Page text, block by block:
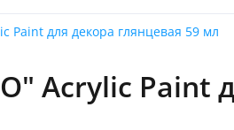
Paint для декора глянцевая 59 мл
Acrylic Paint